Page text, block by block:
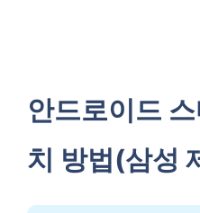
안드로이드
치 방법(삼성